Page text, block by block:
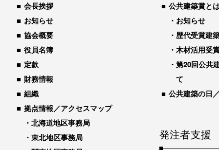
会長挨拶
お知らせ
協会概要
役員名簿
定款
財務情報
組織
拠点情報／アクセスマップ
北海道地区事務局
東北地区事務局
公共建築賞と
お知らせ
歴代受賞建
木材活用受
第20回公共
て
公共建築の日
発注者支援